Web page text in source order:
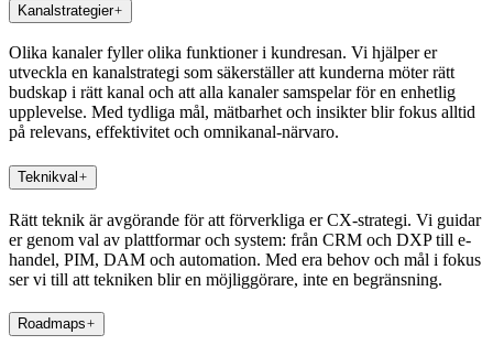
Kanalstrategier
Olika kanaler fyller olika funktioner i kundresan. Vi hjälper er
utveckla en kanalstrategi som säkerställer att kunderna möter rätt
budskap i rätt kanal och att alla kanaler samspelar för en enhetlig
upplevelse. Med tydliga mål, mätbarhet och insikter blir fokus alltid
på relevans, effektivitet och omnikanal-närvaro.
Teknikval
Rätt teknik är avgörande för att förverkliga er CX-strategi. Vi guidar
er genom val av plattformar och system: från CRM och DXP till e-
handel, PIM, DAM och automation. Med era behov och mål i fokus
ser vi till att tekniken blir en möjliggörare, inte en begränsning.
Roadmaps